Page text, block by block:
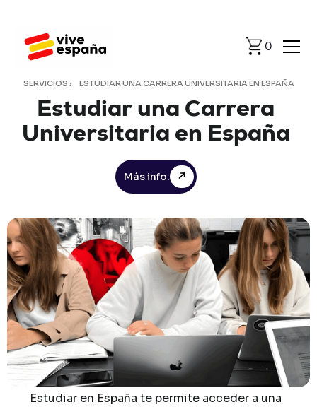
0
SERVICIOS › ESTUDIAR UNA CARRERA UNIVERSITARIA EN ESPAÑA
Estudiaruna Carrera
Universitaria en España
Más info.
Estudiar en España te permite acceder a una